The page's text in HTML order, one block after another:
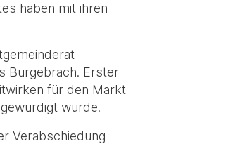
haben mit ihren
Burgebrach. Erster
für den Markt
wurde.
Verabschiedung